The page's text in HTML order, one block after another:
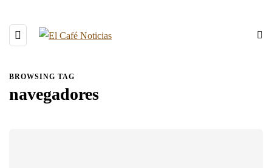
BROWSING TAG
navegadores